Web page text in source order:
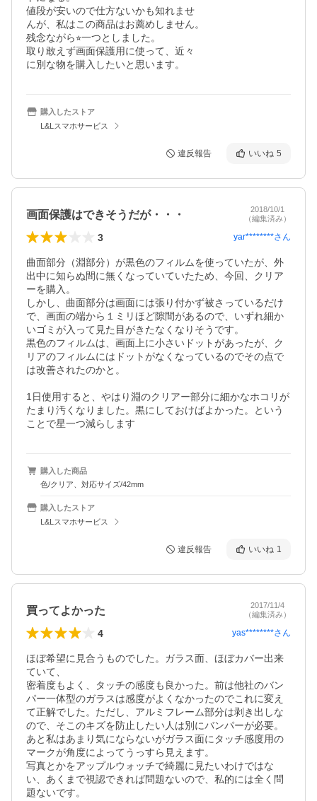
値段が安いので仕方ないかも知れませ
んが、私はこの商品はお薦めしません。
残念ながら⭐︎一つとしました。
取り敢えず画面保護用に使って、近々
に別な物を購入したいと思います。
購入したストア
L&Lスマホサービス
違反報告 いいね 5
画面保護はできそうだが・・・
2018/10/1
（編集済み）
3 yar********さん
曲面部分（淵部分）が黒色のフィルムを使っていたが、外
出中に知らぬ間に無くなっていていたため、今回、クリア
ーを購入。
しかし、曲面部分は画面には張り付かず被さっているだけ
で、画面の端から１ミリほど隙間があるので、いずれ細か
いゴミが入って見た目がきたなくなりそうです。
黒色のフィルムは、画面上に小さいドットがあったが、ク
リアのフィルムにはドットがなくなっているのでその点で
は改善されたのかと。
1日使用すると、やはり淵のクリアー部分に細かなホコリが
たまり汚くなりました。黒にしておけばよかった。という
ことで星一つ減らします
購入した商品
色/クリア、対応サイズ/42mm
購入したストア
L&Lスマホサービス
違反報告 いいね 1
買ってよかった
2017/11/4
（編集済み）
4 yas********さん
ほぼ希望に見合うものでした。ガラス面、ほぼカバー出来
ていて、
密着度もよく、タッチの感度も良かった。前は他社のバン
パー一体型のガラスは感度がよくなかったのでこれに変え
て正解でした。ただし、アルミフレーム部分は剥き出しな
ので、そこのキズを防止したい人は別にバンパーが必要。
あと私はあまり気にならないがガラス面にタッチ感度用の
マークが角度によってうっすら見えます。
写真とかをアップルウォッチで綺麗に見たいわけではな
い、あくまで視認できれば問題ないので、私的には全く問
題ないです。